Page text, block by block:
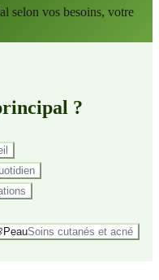
selon vos besoins, votre
?
PeauSoins cutanés et acné